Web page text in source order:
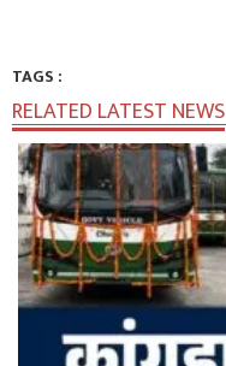
TAGS :
RELATED LATEST NEWS